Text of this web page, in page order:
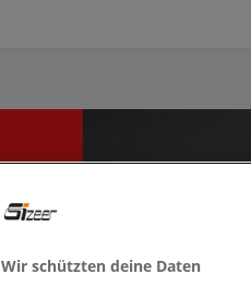
Wir schützten deine Daten